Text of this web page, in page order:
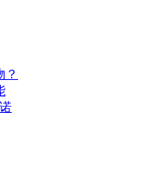
？